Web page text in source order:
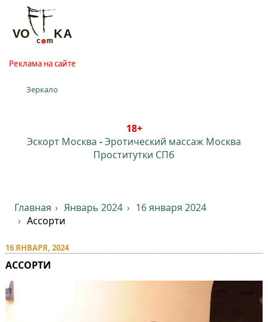
Реклама на сайте
Зеркало
18+
Эскорт Москва -Эротический массаж Москва
Проститутки СПб
Главная Январь 2024
16 января 2024
Ассорти
16 ЯНВАРЯ, 2024
АССОРТИ